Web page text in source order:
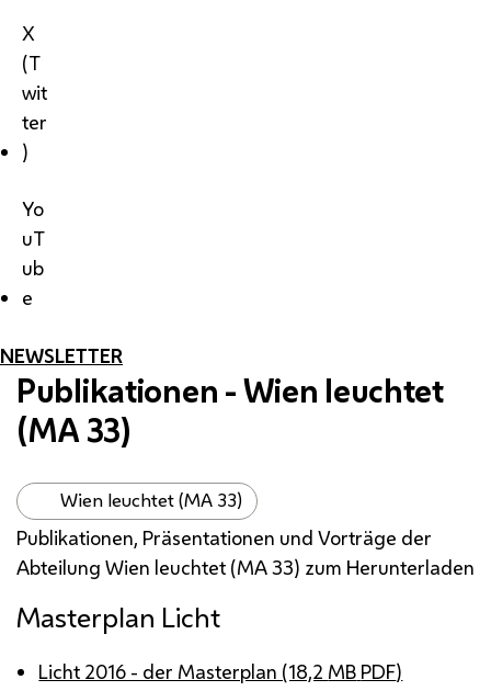
X
(T
wit
ter
)
Yo
uT
ub
e
NEWSLETTER
Publikationen - Wien leuchtet
(MA33)
Wien leuchtet (MA 33)
Publikationen, Präsentationen und Vorträge der
Abteilung Wien leuchtet (MA33) zum Herunterladen
Masterplan Licht
Licht 2016 - der Masterplan (18,2 MB PDF)